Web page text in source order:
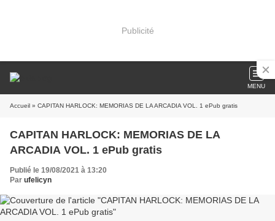
Publicité
MENU
Accueil » CAPITAN HARLOCK: MEMORIAS DE LA ARCADIA VOL. 1 ePub gratis
CAPITAN HARLOCK: MEMORIAS DE LA
ARCADIA VOL. 1 ePub gratis
Publié le 19/08/2021 à 13:20
Par ufelicyn